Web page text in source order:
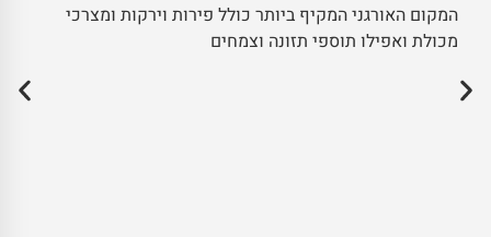
המקום האורגני המקיף ביותר כולל פירות וירקות ומצרכי
מכולת ואפילו תוספי תזונה וצמחים